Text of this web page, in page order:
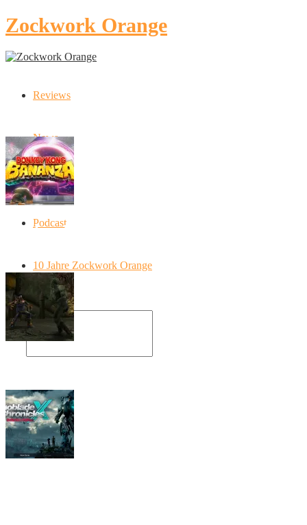
Zockwork Orange
Reviews
News
Artikel
Podcast
10 Jahre Zockwork Orange
Donkey Kong Bananza: “Ich mache alles